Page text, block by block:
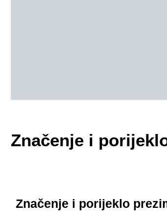
Značenje i
Značenje i porijeklo